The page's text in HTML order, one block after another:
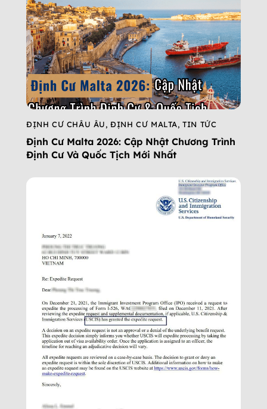
ĐỊNH CƯ CHÂU ÂU,ĐỊNH CƯ MALTA,TIN TỨC
Định Cư Malta 2026: Cập Nhật Chương Trình
Định Cư Và Quốc Tịch Mới Nhất